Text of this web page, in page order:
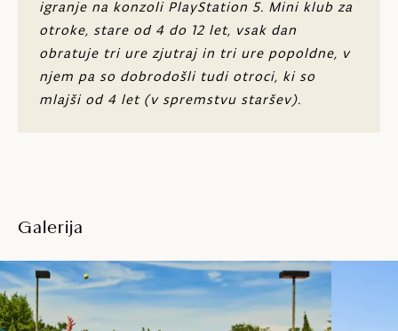
Raznolik dnevni otroški program z
delavnicami STEM in ustvarjalnimi
Otroško območje z video konzolami
igranje na konzoli PlayStation 5. Mini klub za
otroke, stare od 4 do 12 let, vsak dan
obratuje tri ure zjutraj in tri ure popoldne, v
njem pa so dobrodošli tudi otroci, ki so
mlajši od 4 let (v spremstvu staršev).
Galerija